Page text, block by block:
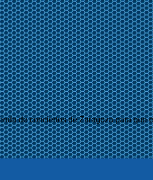
de conciertos de Zaragoza para que